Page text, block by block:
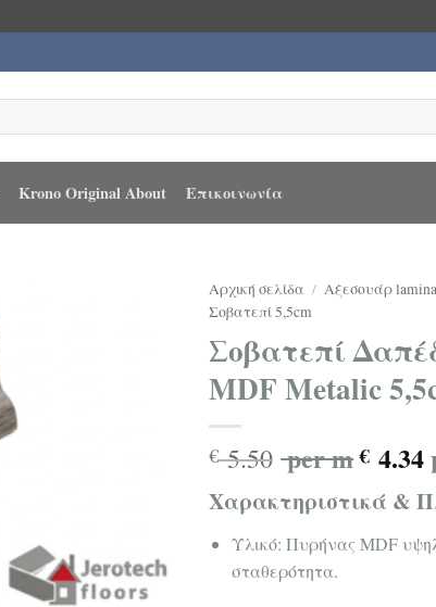
Krono Original About Επικοινωνία
Αρχική σελίδα / Αξεσουάρ
Σοβατεπί 5,5cm
Σοβατεπί
MDF Metalic
€5.50 per m € 4.34
Χαρακτηριστικά &
Υλικό: Πυρήνας MDF
σταθερότητα.